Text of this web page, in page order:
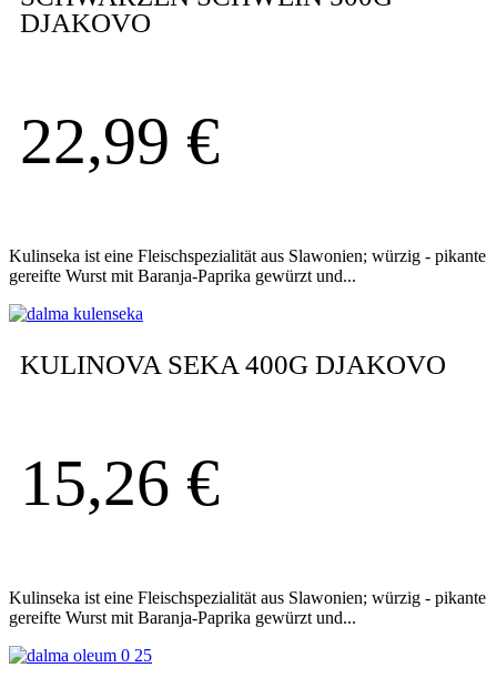
DJAKOVO
22,99 €
Kulinseka ist eine Fleischspezialität aus Slawonien; würzig - pikante
gereifte Wurst mit Baranja-Paprika gewürzt und...
KULINOVA SEKA 400G DJAKOVO
15,26 €
Kulinseka ist eine Fleischspezialität aus Slawonien; würzig - pikante
gereifte Wurst mit Baranja-Paprika gewürzt und...